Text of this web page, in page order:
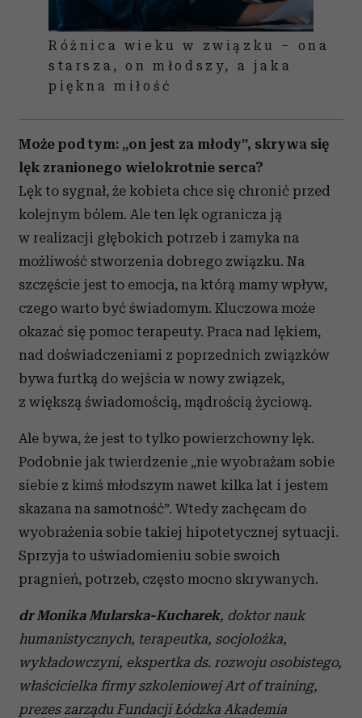
Różnica wieku w związku – ona
starsza, on młodszy, a jaka
piękna miłość
Może pod tym: „on jest za młody”, skrywa się
lęk zranionego wielokrotnie serca?
Lęk to sygnał, że kobieta chce się chronić przed
kolejnym bólem. Ale ten lęk ogranicza ją
w realizacji głębokich potrzeb i zamyka na
możliwość stworzenia dobrego związku. Na
szczęście jest to emocja, na którą mamy wpływ,
czego warto być świadomym. Kluczowa może
okazać się pomoc terapeuty. Praca nad lękiem,
nad doświadczeniami z poprzednich związków
bywa furtką do wejścia w nowy związek,
z większą świadomością, mądrością życiową.
Ale bywa, że jest to tylko powierzchowny lęk.
Podobnie jak twierdzenie „nie wyobrażam sobie
siebie z kimś młodszym nawet kilka lat i jestem
skazana na samotność”. Wtedy zachęcam do
wyobrażenia sobie takiej hipotetycznej sytuacji.
Sprzyja to uświadomieniu sobie swoich
pragnień, potrzeb, często mocno skrywanych.
dr Monika Mularska-Kucharek, doktor nauk
humanistycznych, terapeutka, socjolożka,
wykładowczyni, ekspertka ds. rozwoju osobistego,
właścicielka firmy szkoleniowej Art of training,
prezes zarządu Fundacji Łódzka Akademia